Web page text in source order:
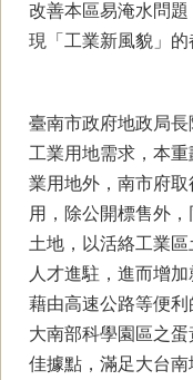
改善本區易淹水問
現「工業新風貌」的
臺南市政府地政局
工業用地需求，本
業用地外，南市府
用，除公開標售外
土地，以活絡工業
人才進駐，進而增
藉由高速公路等便
大南部科學園區之
佳據點，滿足大台